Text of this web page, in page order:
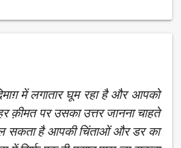
में लगातार घूम रहा है और आपको
क़ीमत पर उसका उत्तर जानना चाहते
सकता है आपकी चिंताओं और डर का